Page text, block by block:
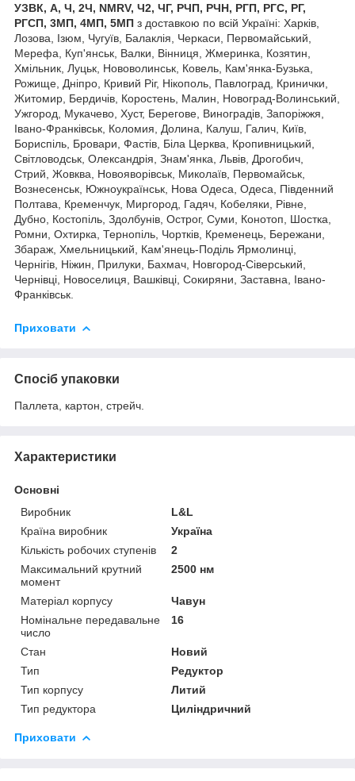
УЗВК, А, Ч, 2Ч, NMRV, Ч2, ЧГ, РЧП, РЧН, РГП, РГС, РГ,
РГСП, 3МП, 4МП, 5МП з доставкою по всій Україні: Харків,
Лозова, Ізюм, Чугуїв, Балаклія, Черкаси, Первомайський,
Мерефа, Куп'янськ, Валки, Вінниця, Жмеринка, Козятин,
Хмільник, Луцьк, Нововолинськ, Ковель, Кам'янка-Бузька,
Рожище, Дніпро, Кривий Ріг, Нікополь, Павлоград, Кринички,
Житомир, Бердичів, Коростень, Малин, Новоград-Волинський,
Ужгород, Мукачево, Хуст, Берегове, Виноградів, Запоріжжя,
Івано-Франківськ, Коломия, Долина, Калуш, Галич, Київ,
Бориспіль, Бровари, Фастів, Біла Церква, Кропивницький,
Світловодськ, Олександрія, Знам'янка, Львів, Дрогобич,
Стрий, Жовква, Новояворівськ, Миколаїв, Первомайськ,
Вознесенськ, Южноукраїнськ, Нова Одеса, Одеса, Південний
Полтава, Кременчук, Миргород, Гадяч, Кобеляки, Рівне,
Дубно, Костопіль, Здолбунів, Острог, Суми, Конотоп, Шостка,
Ромни, Охтирка, Тернопіль, Чортків, Кременець, Бережани,
Збараж, Хмельницький, Кам'янець-Поділь Ярмолинці,
Чернігів, Ніжин, Прилуки, Бахмач, Новгород-Сіверський,
Чернівці, Новоселиця, Вашківці, Сокиряни, Заставна, Івано-
Франківськ.
Приховати
Спосіб упаковки
Паллета, картон, стрейч.
Характеристики
Основні
Виробник
L&L
Країна виробник
Україна
Кількість робочих ступенів
2
Максимальний крутний
момент
2500 нм
Матеріал корпусу
Чавун
Номінальне передавальне
число
16
Стан
Новий
Тип
Редуктор
Тип корпусу
Литий
Тип редуктора
Циліндричний
Приховати